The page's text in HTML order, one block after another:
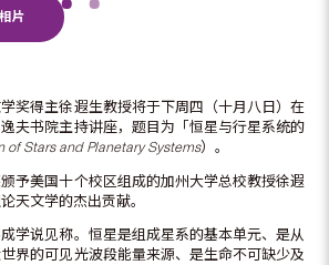
奖得主徐遐生教授将于下周四（十月八日）在
夫书院主持讲座，题目为「恒星与行星系统的
of Stars and Planetary Systems）。
予美国十个校区组成的加州大学总校教授徐遐
天文学的杰出贡献。
学说见称。恒星是组成星系的基本单元、是从
界的可见光波段能量来源、是生命不可缺少及